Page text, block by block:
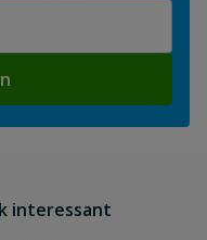
interessant